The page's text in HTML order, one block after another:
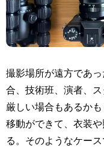
撮影場所が遠方であ
合、技術班、演者、
厳しい場合もあるか
移動ができて、衣装
る。そのようなケー